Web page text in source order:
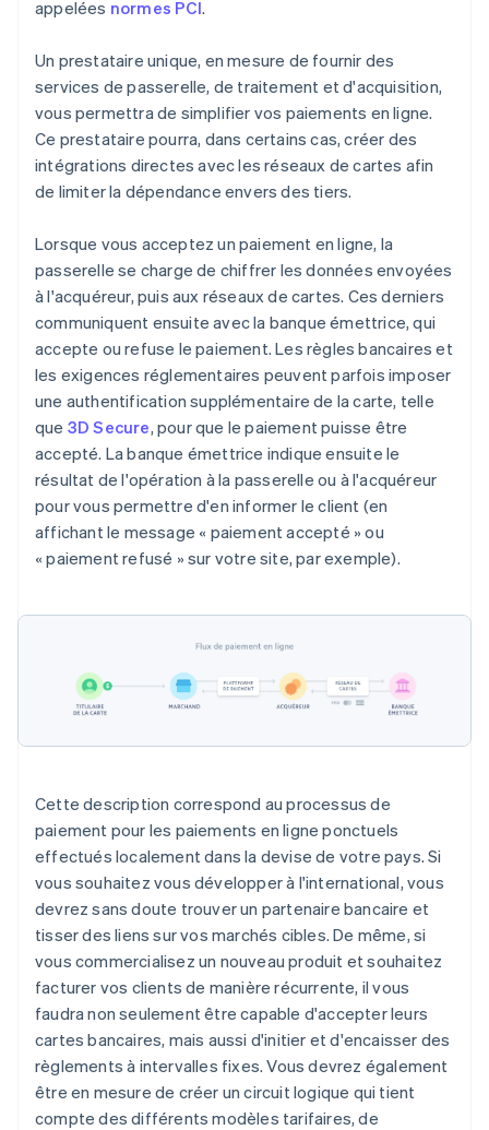
appelées normes PCI.
Un prestataire unique, en mesure de fournir des
services de passerelle, de traitement et d'acquisition,
vous permettra de simplifier vos paiements en ligne.
Ce prestataire pourra, dans certains cas, créer des
intégrations directes avec les réseaux de cartes afin
de limiter la dépendance envers des tiers.
Lorsque vous acceptez un paiement en ligne, la
passerelle se charge de chiffrer les données envoyées
à l'acquéreur, puis aux réseaux de cartes. Ces derniers
communiquent ensuite avec la banque émettrice, qui
accepte ou refuse le paiement. Les règles bancaires et
les exigences réglementaires peuvent parfois imposer
une authentification supplémentaire de la carte, telle
que 3D Secure, pour que le paiement puisse être
accepté. La banque émettrice indique ensuite le
résultat de l'opération à la passerelle ou à l'acquéreur
pour vous permettre d'en informer le client (en
affichant le message « paiement accepté » ou
« paiement refusé » sur votre site, par exemple).
Cette description correspond au processus de
paiement pour les paiements en ligne ponctuels
effectués localement dans la devise de votre pays. Si
vous souhaitez vous développer à l'international, vous
devrez sans doute trouver un partenaire bancaire et
tisser des liens sur vos marchés cibles. De même, si
vous commercialisez un nouveau produit et souhaitez
facturer vos clients de manière récurrente, il vous
faudra non seulement être capable d'accepter leurs
cartes bancaires, mais aussi d'initier et d'encaisser des
règlements à intervalles fixes. Vous devrez également
être en mesure de créer un circuit logique qui tient
compte des différents modèles tarifaires, de